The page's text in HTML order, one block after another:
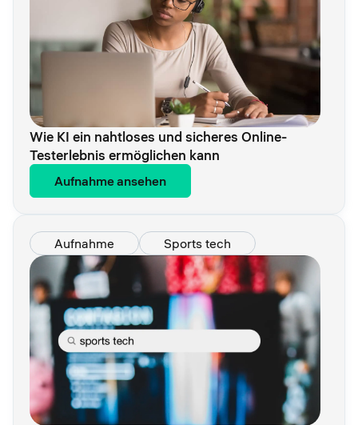
Wie KI ein nahtloses und sicheres Online-
Testerlebnis ermöglichen kann
Aufnahme ansehen
Aufnahme Sports tech